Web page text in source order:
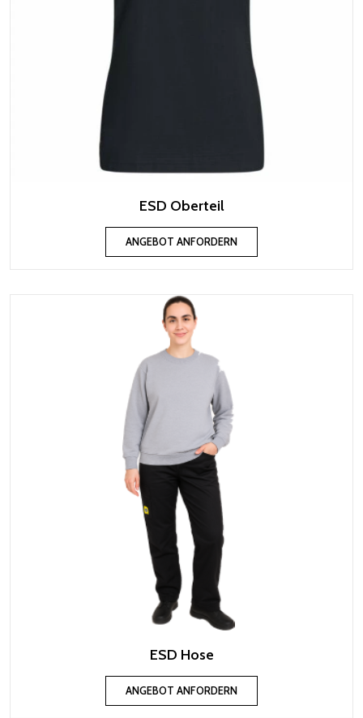
ESD Oberteil
ANGEBOT ANFORDERN
ESD Hose
ANGEBOT ANFORDERN